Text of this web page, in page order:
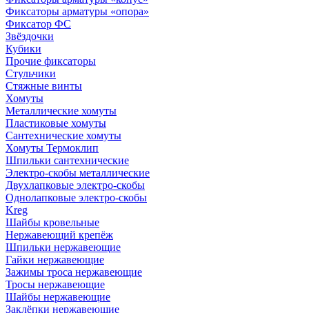
Фиксаторы арматуры «опора»
Фиксатор ФС
Звёздочки
Кубики
Прочие фиксаторы
Стульчики
Стяжные винты
Хомуты
Металлические хомуты
Пластиковые хомуты
Сантехнические хомуты
Хомуты Термоклип
Шпильки сантехнические
Электро-скобы металлические
Двухлапковые электро-скобы
Однолапковые электро-скобы
Kreg
Шайбы кровельные
Нержавеющий крепёж
Шпильки нержавеющие
Гайки нержавеющие
Зажимы троса нержавеющие
Тросы нержавеющие
Шайбы нержавеющие
Заклёпки нержавеющие